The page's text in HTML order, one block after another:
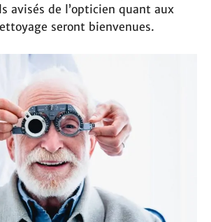
avisés de l’opticien quant aux
seront bienvenues.